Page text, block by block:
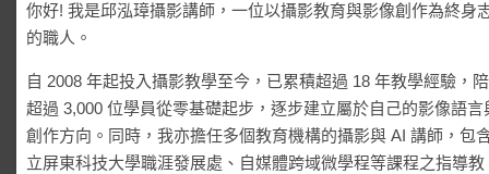
你好! 我是邱泓璋攝影講師，一位以攝影教育與影像創作為終身
的職人。
自 2008 年起投入攝影教學至今，已累積超過 18 年教學經驗，
超過 3,000 位學員從零基礎起步，逐步建立屬於自己的影像語言
創作方向。同時，我亦擔任多個教育機構的攝影與 AI 講師，包
立屏東科技大學職涯發展處、自媒體跨域微學程等課程之指導教